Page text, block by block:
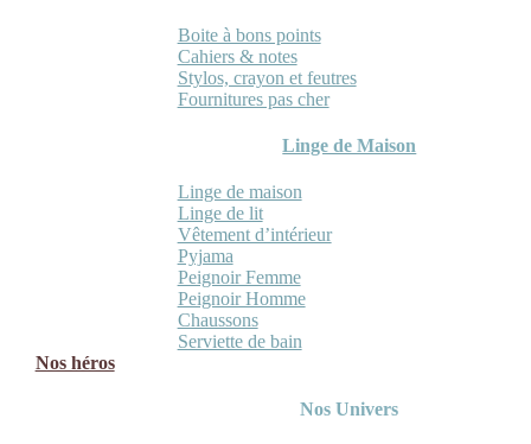
Boite à bons points
Cahiers & notes
Stylos, crayon et feutres
Fournitures pas cher
Linge de Maison
Linge de maison
Linge de lit
Vêtement d’intérieur
Pyjama
Peignoir Femme
Peignoir Homme
Chaussons
Serviette de bain
Nos héros
Nos Univers